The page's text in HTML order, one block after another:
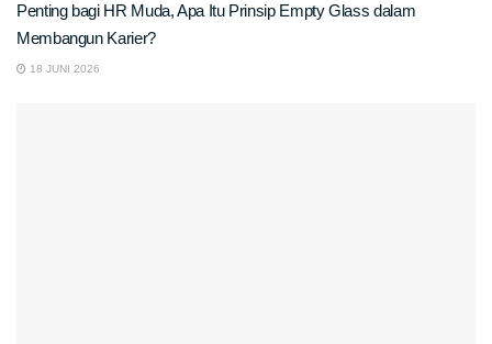
Penting bagi HR Muda, Apa Itu Prinsip Empty Glass dalam
Membangun Karier?
18 JUNI 2026